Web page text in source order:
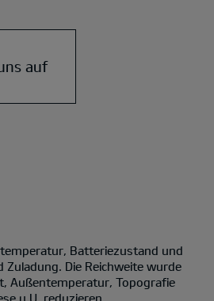
auf
Batteriezustand und
Die Reichweite wurde
Außentemperatur, Topografie
u.U. reduzieren.